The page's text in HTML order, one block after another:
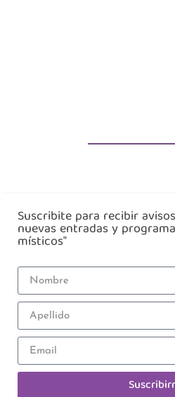
Suscribite para recibir
nuevas entradas y
místicos"